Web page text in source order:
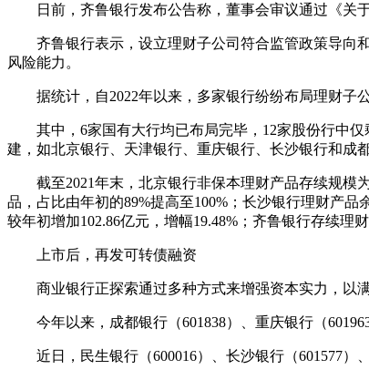
日前，齐鲁银行发布公告称，董事会审议通过《关于
齐鲁银行表示，设立理财子公司符合监管政策导向和
风险能力。
据统计，自2022年以来，多家银行纷纷布局理财子公
其中，6家国有大行均已布局完毕，12家股份行中仅
建，如北京银行、天津银行、重庆银行、长沙银行和成
截至2021年末，北京银行非保本理财产品存续规模为
品，占比由年初的89%提高至100%；长沙银行理财产品
较年初增加102.86亿元，增幅19.48%；齐鲁银行存续理
上市后，再发可转债融资
商业银行正探索通过多种方式来增强资本实力，以
今年以来，成都银行（601838）、重庆银行（
近日，民生银行（600016）、长沙银行（601577）